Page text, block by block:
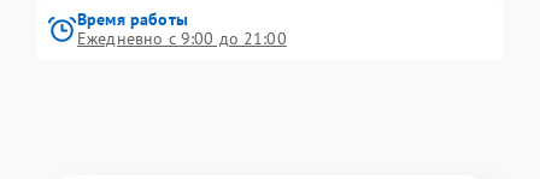
Время работы
Ежедневно с 9:00 до 21:00